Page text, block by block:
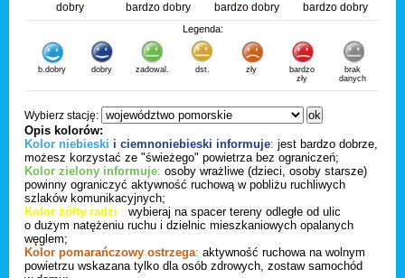
dobry bardzo dobry bardzo dobry bardzo dobry
Legenda:
b.dobry dobry zadowal. dst. zły
bardzo
zły
brak
danych
Wybierz stację:
Opis kolorów:
Kolor niebieski i ciemnoniebieski informuje: jest bardzo dobrze,
możesz korzystać ze "świeżego" powietrza bez ograniczeń;
Kolor zielony informuje: osoby wrażliwe (dzieci, osoby starsze)
powinny ograniczyć aktywność ruchową w pobliżu ruchliwych
szlaków komunikacyjnych;
Kolor żółty radzi : wybieraj na spacer tereny odległe od ulic
o dużym natężeniu ruchu i dzielnic mieszkaniowych opalanych
węglem;
Kolor pomarańczowy ostrzega: aktywność ruchowa na wolnym
powietrzu wskazana tylko dla osób zdrowych, zostaw samochód